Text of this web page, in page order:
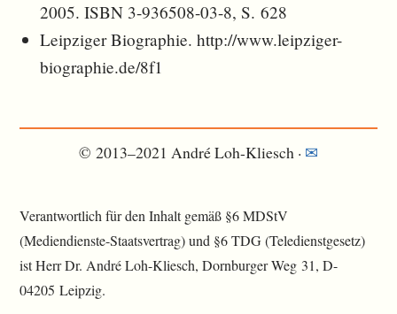
2005. ISBN 3-936508-03-8, S. 628
Leipziger Biographie. http://www.leipziger-
biographie.de/8f1
© 2013–2021 André Loh-Kliesch · ✉︎
Verantwortlich für den Inhalt gemäß §6 MDStV
(Mediendienste-Staatsvertrag) und §6 TDG (Teledienstgesetz)
ist Herr Dr. André Loh-Kliesch, Dornburger Weg 31, D-
04205 Leipzig.